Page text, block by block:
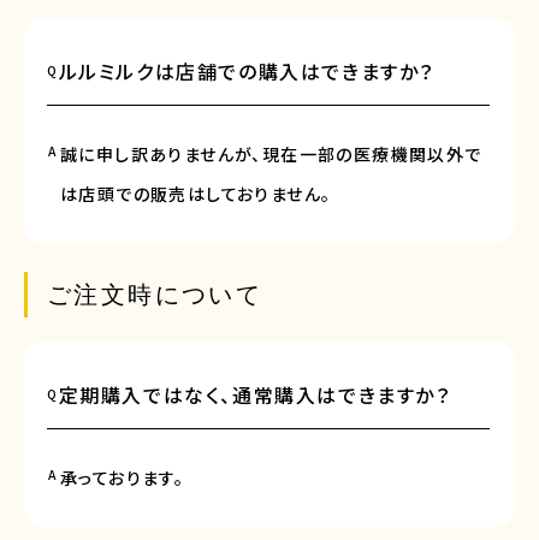
Q ルルミルクは店舗での購入はできますか？
A 誠に申し訳ありませんが、現在一部の医療機関以外で
は店頭での販売はしておりません。
ご注文時について
Q 定期購入ではなく、通常購入はできますか？
A 承っております。